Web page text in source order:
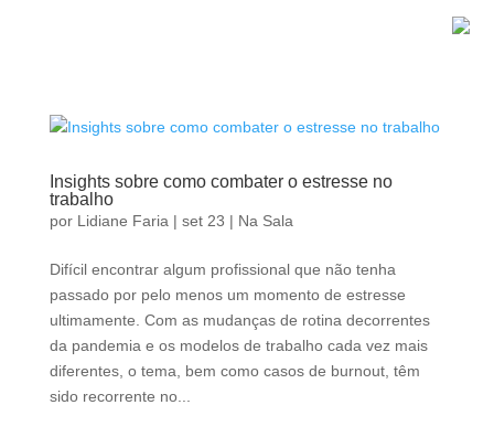
Insights sobre como combater o estresse no
trabalho
por Lidiane Faria | set 23 | Na Sala
Difícil encontrar algum profissional que não tenha
passado por pelo menos um momento de estresse
ultimamente. Com as mudanças de rotina decorrentes
da pandemia e os modelos de trabalho cada vez mais
diferentes, o tema, bem como casos de burnout, têm
sido recorrente no...